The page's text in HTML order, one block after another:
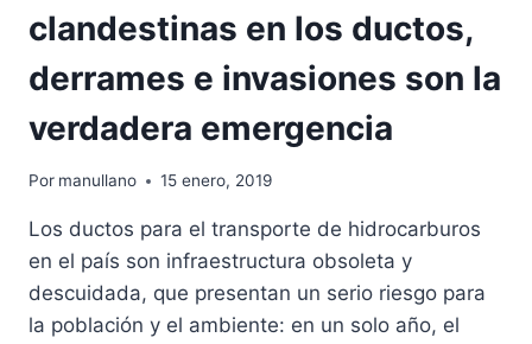
clandestinas en los ductos,
derrames e invasiones son la
verdadera emergencia
Por manullano 15 enero, 2019
Los ductos para el transporte de hidrocarburos
en el país son infraestructura obsoleta y
descuidada, que presentan un serio riesgo para
la población y el ambiente: en un solo año, el